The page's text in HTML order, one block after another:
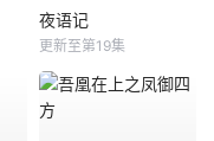
夜语记
更新至第19集